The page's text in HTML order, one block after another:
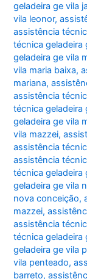
geladeira ge vila
vila leonor,
assistência
técnica geladeira
geladeira ge vila
vila maria baixa,
mariana,
assistência
técnica geladeira
geladeira ge vila
vila mazzei,
assistência
assistência
técnica geladeira
geladeira ge vila
nova conceição,
mazzei,
assistência
técnica geladeira
geladeira ge vila
vila penteado,
barreto,